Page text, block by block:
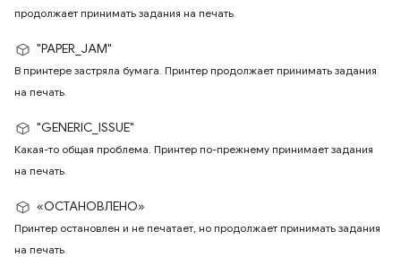
продолжает принимать задания на печать.
"PAPER_JAM"
В принтере застряла бумага. Принтер продолжает принимать задания
на печать.
"GENERIC_ISSUE"
Какая-то общая проблема. Принтер по-прежнему принимает задания
на печать.
«ОСТАНОВЛЕНО»
Принтер остановлен и не печатает, но продолжает принимать задания
на печать.